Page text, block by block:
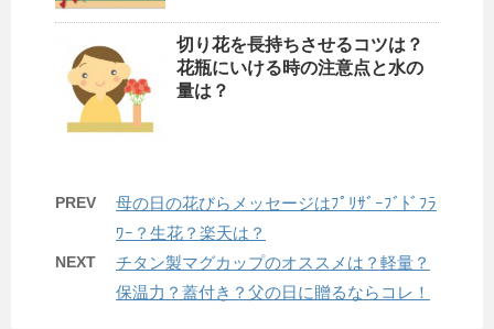
切り花を長持ちさせるコツは？
花瓶にいける時の注意点と水の
量は？
PREV
母の日の花びらメッセージはﾌﾟﾘｻﾞｰﾌﾞﾄﾞﾌﾗ
ﾜｰ？生花？楽天は？
NEXT
チタン製マグカップのオススメは？軽量？
保温力？蓋付き？父の日に贈るならコレ！